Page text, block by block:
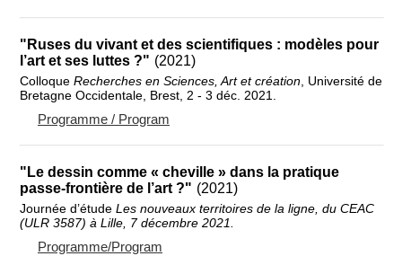
"Ruses du vivant et des scientifiques : modèles pour
l’art et ses luttes ?" (2021)
Colloque Recherches en Sciences, Art et création , Université de
Bretagne Occidentale, Brest, 2 - 3 déc. 2021.
Programme / Program
"Le dessin comme « cheville » dans la pratique
passe-frontière de l’art ?" (2021)
Journée d’étude Les nouveaux territoires de la ligne, du CEAC
(ULR 3587) à Lille, 7 décembre 2021.
Programme/Program